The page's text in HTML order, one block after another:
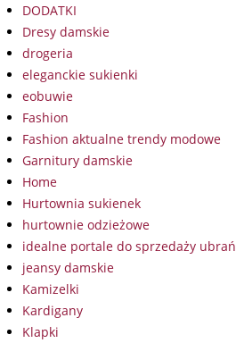
DODATKI
Dresy damskie
drogeria
eleganckie sukienki
eobuwie
Fashion
Fashion aktualne trendy modowe
Garnitury damskie
Home
Hurtownia sukienek
hurtownie odzieżowe
idealne portale do sprzedaży ubrań
jeansy damskie
Kamizelki
Kardigany
Klapki